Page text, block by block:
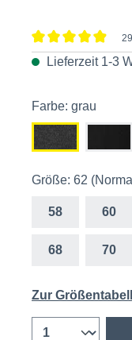
Durchschnittliche
Lieferzeit 1-3
Farbe: grau
Größe: 62
58 60
68 70
Zur